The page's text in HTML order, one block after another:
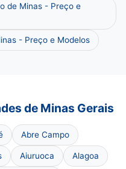
de Minas - Preço e
- Preço e Modelos
de Minas Gerais
Abre Campo
Aiuruoca Alagoa